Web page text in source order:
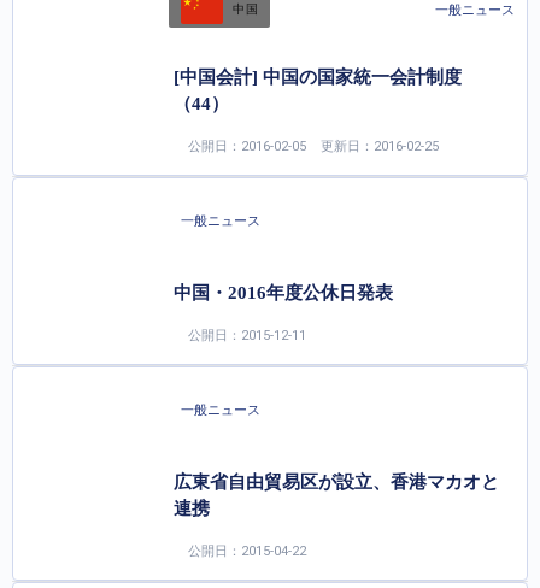
中国 一般ニュース
[中国会計] 中国の国家統一会計制度
（44）
公開日：2016-02-05 更新日：2016-02-25
一般ニュース
中国・2016年度公休日発表
公開日：2015-12-11
一般ニュース
広東省自由貿易区が設立、香港マカオと
連携
公開日：2015-04-22